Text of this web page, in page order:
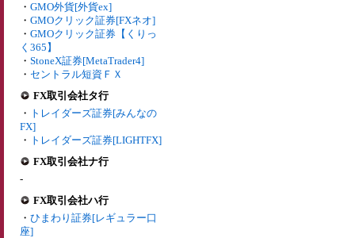
・ GMO外貨[外貨ex]
・ GMOクリック証券[FXネオ]
・ GMOクリック証券【くりっ
く365】
・ StoneX証券[MetaTrader4]
・ セントラル短資ＦＸ
FX取引会社タ行
・ トレイダーズ証券[みんなの
FX]
・ トレイダーズ証券[LIGHTFX]
FX取引会社ナ行
-
FX取引会社ハ行
・ ひまわり証券[レギュラー口
座]